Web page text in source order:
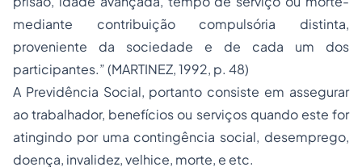
mediante contribuição compulsória distinta,
proveniente da sociedade e de cada um dos
participantes.” (MARTINEZ, 1992, p. 48)
A Previdência Social, portanto consiste em assegurar
ao trabalhador, benefícios ou serviços quando este for
atingindo por uma contingência social, desemprego,
doença, invalidez, velhice, morte, e etc.